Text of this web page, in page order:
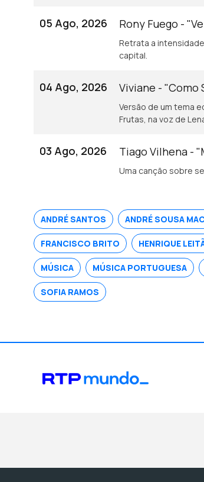
05 Ago, 2026 Rony Fuego -
Retrata a
capital.
04 Ago, 2026 Viviane - "Como
Versão de um tema
Frutas, na voz de
03 Ago, 2026 Tiago Vilhena -
Uma canção sobre
ANDRÉ SANTOS ANDRÉ SOUSA
FRANCISCO BRITO HENRIQUE
MÚSICA MÚSICA PORTUGUESA
SOFIA RAMOS